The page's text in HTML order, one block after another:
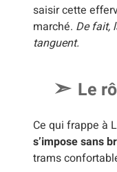
saisir cette
marché. De fait,
tanguent.
Le
Ce qui frappe à
s’impose sans
trams